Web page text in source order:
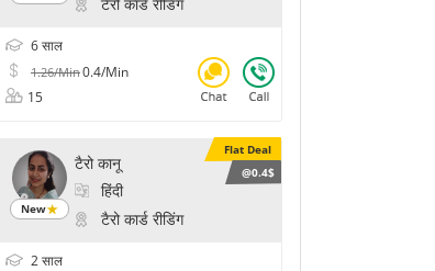
6 साल
1.26/Min0.4/Min
15
Flat Deal
@0.4$
New
टैरो कानू
हिंदी
टैरो कार्ड रीडिंग
2 साल